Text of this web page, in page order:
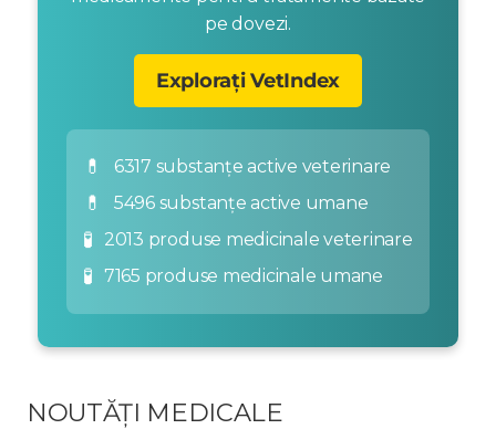
pe dovezi.
Explorați VetIndex
💊 6317 substanțe active veterinare
💊 5496 substanțe active umane
🧪 2013 produse medicinale veterinare
🧪 7165 produse medicinale umane
NOUTĂȚI MEDICALE